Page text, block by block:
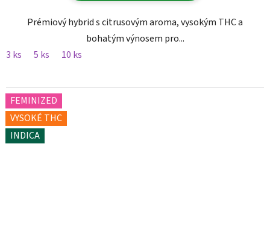
Prémiový hybrid s citrusovým aroma, vysokým THC a
bohatým výnosem pro...
3 ks
5 ks 10 ks
FEMINIZED
VYSOKÉ THC
INDICA